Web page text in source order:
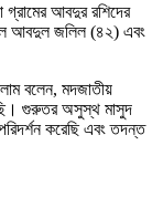
গ্রামের আবদুর রশিদের
আবদুল জলিল (৪২) এবং
বলেন, মদজাতীয়
গুরুতর অসুস্থ মাসুদ
করেছি এবং তদন্ত